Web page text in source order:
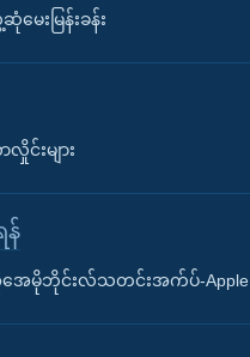
မေးမြန်းခန်း
လှိုင်းများ
န်
ေမိုဘိုင်းလ်သတင်းအက်ပ်-Apple